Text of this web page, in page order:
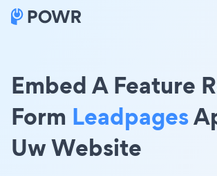
Embed A Feature
Form Leadpages
Uw Website